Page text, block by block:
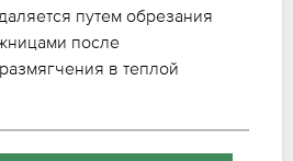
путем обрезания
после
в теплой